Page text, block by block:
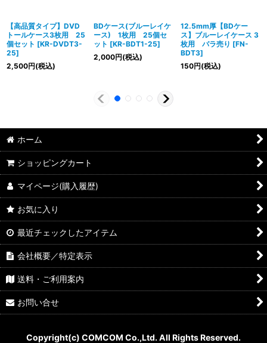
【高品質タイプ】DVD
トールケース3枚用 25
個セット [KR-DVDT3-
25]
2,500円(税込)
BDケース(ブルーレイケ
ース) 1枚用 25個セ
ット [KR-BDT1-25]
2,000円(税込)
12.5mm厚【BDケー
ス】ブルーレイケース 3
枚用 バラ売り [FN-
BDT3]
150円(税込)
ホーム
ショッピングカート
マイページ(購入履歴)
お気に入り
最近チェックしたアイテム
会社概要／特定表示
送料・ご利用案内
お問い合せ
Copyright(c) COMCOM Co.,Ltd. All Rights Reserved.